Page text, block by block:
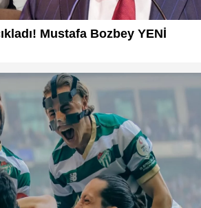
Mustafa Bozbey YENİ